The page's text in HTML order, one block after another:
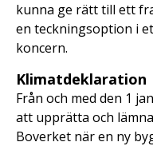
kunna ge rätt till ett
en teckningsoption i
koncern.
Klimatdeklaration
Från och med den 1
att upprätta och
Boverket när en ny